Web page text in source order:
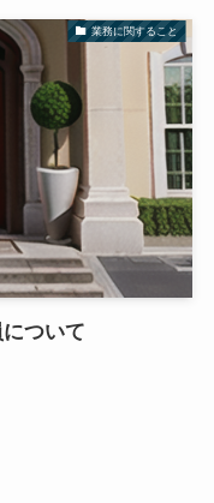
業務に関すること
ついて